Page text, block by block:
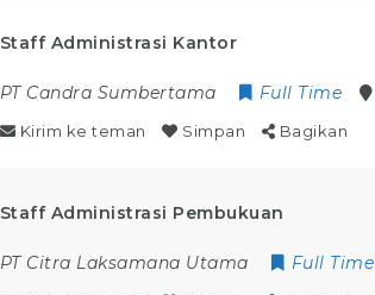
Staff Administrasi Kantor
PT Candra Sumbertama Full Time
Kirim ke teman Simpan Bagikan
Staff Administrasi Pembukuan
PT Citra Laksamana Utama Full Time